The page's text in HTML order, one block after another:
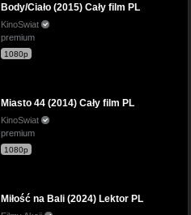
Body/Ciało (2015) Cały film PL
KinoSwiat
premium
1080p
Miasto 44 (2014) Cały film PL
KinoSwiat
premium
1080p
Miłość na Bali (2024) Lektor PL